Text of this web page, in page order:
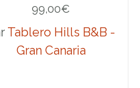
99,00€
Tablero Hills B&B -
Gran Canaria